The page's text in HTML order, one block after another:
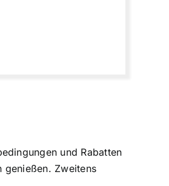
und Rabatten
genießen. Zweitens